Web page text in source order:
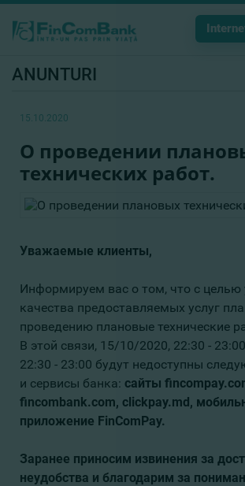
ANUNTURI
15.10.2020
О проведении
технических работ.
Уважаемые клиенты,
Информируем вас о том, что с целью
качества предоставляемых услуг
проведению плановые технические
В этой связи, 15/10/2020, 22:30 -
22:30 - 23:00 будут недоступны
и сервисы банка: сайты
fincombank.com, clickpay.md,
приложение FinComPay.
Заранее приносим извинения за
неудобства и благодарим за